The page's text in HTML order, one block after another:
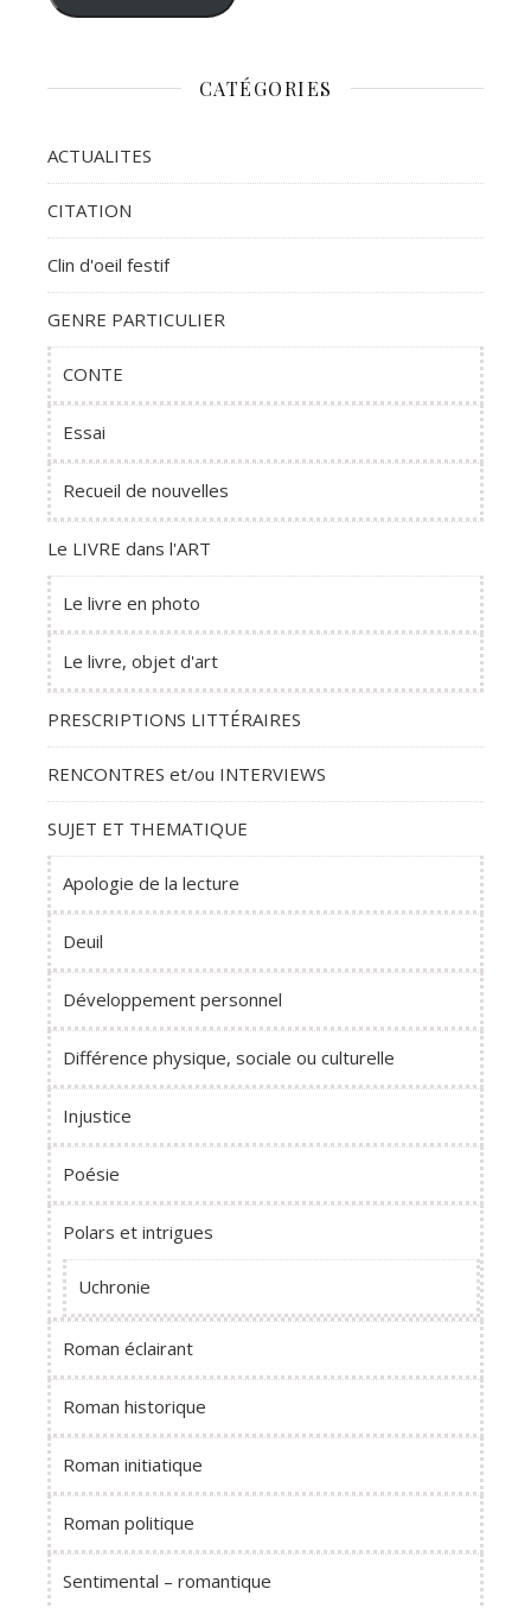
CATÉGORIES
ACTUALITES
CITATION
Clin d'oeil festif
GENRE PARTICULIER
CONTE
Essai
Recueil de nouvelles
Le LIVRE dans l'ART
Le livre en photo
Le livre, objet d'art
PRESCRIPTIONS LITTÉRAIRES
RENCONTRES et/ou INTERVIEWS
SUJET ET THEMATIQUE
Apologie de la lecture
Deuil
Développement personnel
Différence physique, sociale ou culturelle
Injustice
Poésie
Polars et intrigues
Uchronie
Roman éclairant
Roman historique
Roman initiatique
Roman politique
Sentimental – romantique